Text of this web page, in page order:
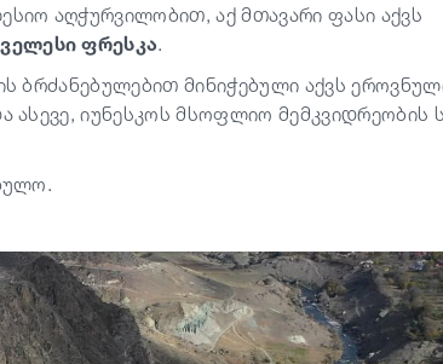
აღჭურვილობით, აქ მთავარი ფასი აქვს
ფრესკა.
ბრძანებულებით მინიჭებული აქვს
ასევე, იუნესკოს მსოფლიო მემკვიდრეობის